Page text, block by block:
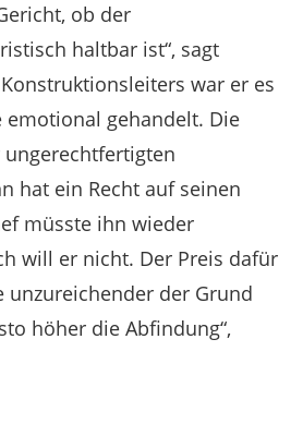
ob der
haltbar ist“, sagt
war er es
emotional gehandelt. Die
ungerechtfertigten
hat ein Recht auf seinen
müsste ihn wieder
will er nicht. Der Preis dafür
unzureichender der Grund
höher die Abfindung“,